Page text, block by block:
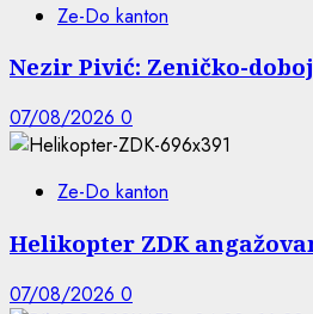
Ze-Do kanton
Nezir Pivić: Zeničko-
07/08/2026 0
Ze-Do kanton
Helikopter ZDK
07/08/2026 0